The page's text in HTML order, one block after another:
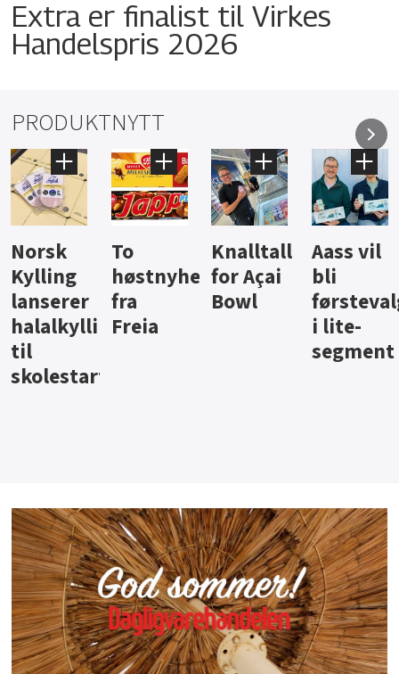
Extra er finalist til Virkes
Handelspris 2026
PRODUKTNYTT
Knalltall
for Açai
Bowl
Aass vil
bli
førstevalg
i lite-
Brus og
jus fra
Berentsen
Hard
iste fra
Hansa